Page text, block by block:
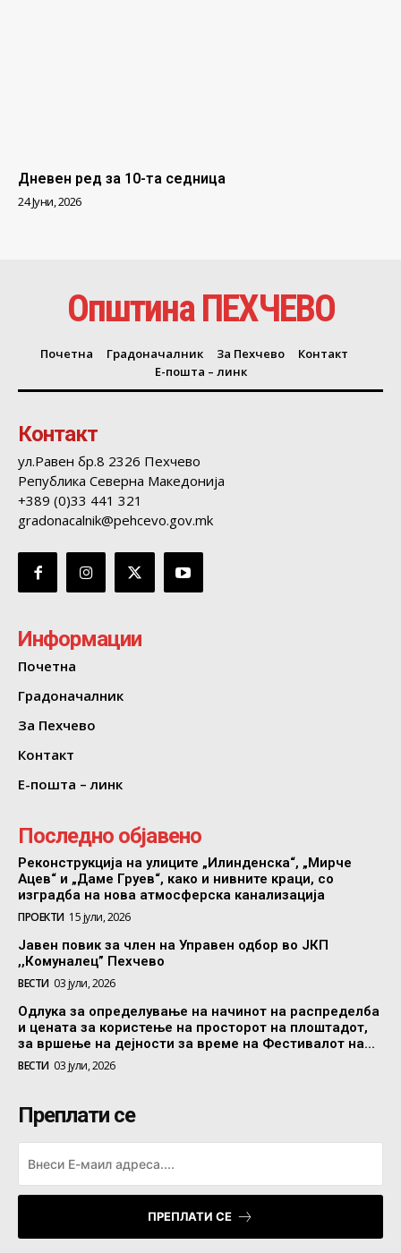
Дневен ред за 10-та седница
24 Јуни, 2026
Општина ПЕХЧЕВО
Почетна Градоначалник За Пехчево
Контакт
Е-пошта – линк
Контакт
ул.Равен бр.8 2326 Пехчево
Република Северна Македонија
+389 (0)33 441 321
gradonacalnik@pehcevo.gov.mk
Информации
Почетна
Градоначалник
За Пехчево
Контакт
Е-пошта – линк
Последно објавено
Реконструкција на улиците „Илинденска“, „Мирче
Ацев“ и „Даме Груев“, како и нивните краци, со
изградба на нова атмосферска канализација
ПРОЕКТИ 15 јули, 2026
Јавен повик за член на Управен одбор во ЈКП
,,Комуналец” Пехчево
ВЕСТИ 03 јули, 2026
Одлука за определување на начинот на распределба
и цената за користење на просторот на плоштадот,
за вршење на дејности за време на Фестивалот на...
ВЕСТИ 03 јули, 2026
Преплати се
ПРЕПЛАТИ СЕ